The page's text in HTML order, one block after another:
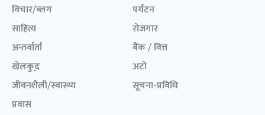
विचार/ब्लग
साहित्य
अन्तर्वार्ता
खेलकुद़़
जीवनशैली/स्वास्थ्य
प्रवास
पर्यटन
रोजगार
बैंक / वित्त
अटो
सूचना-प्रविधि